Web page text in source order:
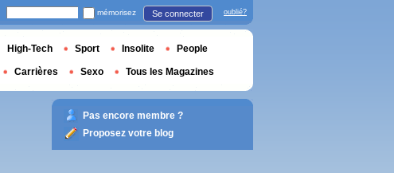
mémorisez Se connecter oublié?
High-Tech Sport Insolite People
Carrières Sexo Tous les Magazines
Pas encore membre ?
Proposez votre blog